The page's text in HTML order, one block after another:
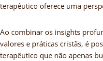
terapêutico oferece uma
Ao combinar os insights
valores e práticas cristãs, é
terapêutico que não apenas